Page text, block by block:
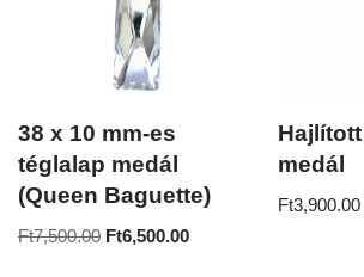
38 x 10 mm-es
téglalap medál
(Queen Baguette)
Ft7,500.00 Ft6,500.00
medál
Ft3,900.00